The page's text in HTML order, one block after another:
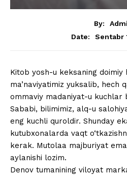
By:
Date:
Sentabr
Kitob yosh-u keksaning doimiy
ma’naviyatimiz yuksalib, hech
ommaviy madaniyat-u kuchlar
Sababi, bilimimiz, alq-u
eng kuchli quroldir. Shunday
kutubxonalarda vaqt
kerak. Mutolaa majburiyat
aylanishi lozim.
Denov tumanining viloyat